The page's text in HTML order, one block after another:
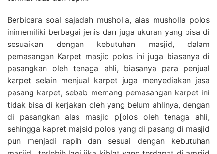
Berbicara soal sajadah musholla, alas musholla polos
inimemiliki berbagai jenis dan juga ukuran yang bisa di
sesuaikan dengan kebutuhan masjid, dalam
pemasangan Karpet masjid polos ini juga biasanya di
pasangkan oleh tenaga ahli, biasanya para penjual
karpet selain menjual karpet juga menyediakan jasa
pasang karpet, sebab memang pemasangan karpet ini
tidak bisa di kerjakan oleh yang belum ahlinya, dengan
di pasangkan alas masjid p[olos oleh tenaga ahli,
sehingga kapret majsid polos yang di pasang di masjid
pun menjadi rapih dan sesuai dengan kebutuhan